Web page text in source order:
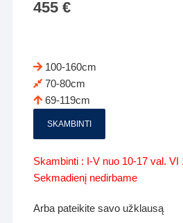
455€
100-160cm
70-80cm
69-119cm
SKAMBINTI
Skambinti : I-V nuo 10-17 val. VI
Sekmadienį nedirbame
Arba pateikite savo užklausą